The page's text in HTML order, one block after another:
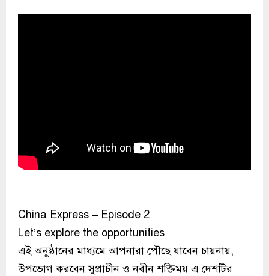
China Express – Episode 2
Let’s explore the opportunities
এই অনুষ্ঠানের মাধ্যমে আপনারা পৌছে যাবেন চায়নায়,
উপভোগ করবেন সুপ্রাচীন ও নবীন শক্তিময় এ দেশটির